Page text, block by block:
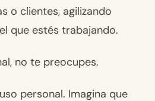
o clientes, agilizando
que estés trabajando.
no te preocupes.
personal. Imagina que